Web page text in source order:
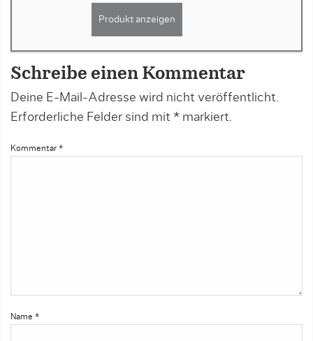
Produkt anzeigen
Schreibe einen Kommentar
Deine E-Mail-Adresse wird nicht veröffentlicht.
Erforderliche Felder sind mit * markiert.
Kommentar *
Name *